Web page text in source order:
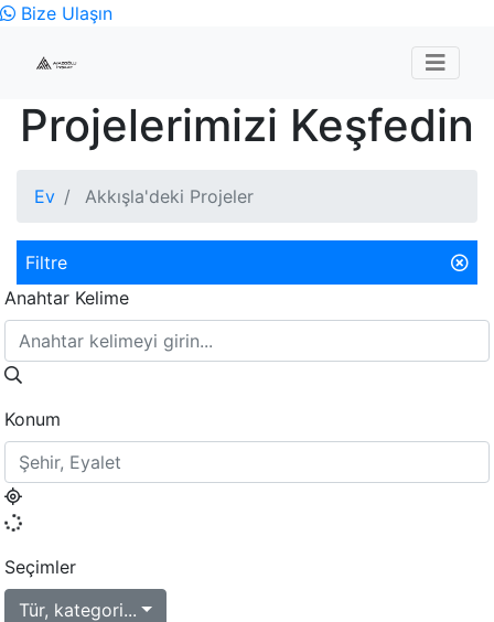
Bize Ulaşın
Projelerimizi Keşfedin
Ev Akkışla'deki Projeler
Filtre
Anahtar Kelime
Konum
Seçimler
Tür, kategori...